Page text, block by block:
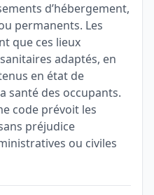
d’hébergement,
permanents. Les
que ces lieux
adaptés, en
en état de
santé des occupants.
code prévoit les
préjudice
ou civiles